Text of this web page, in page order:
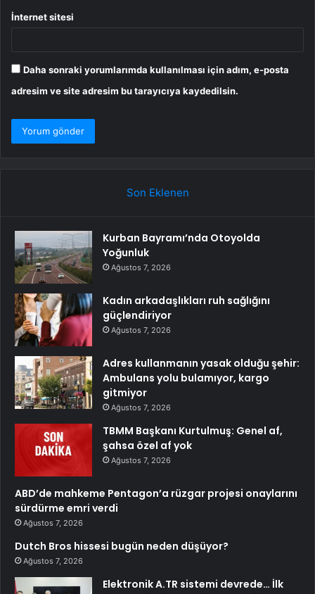
İnternet sitesi
Daha sonraki yorumlarımda kullanılması için adım, e-posta
adresim ve site adresim bu tarayıcıya kaydedilsin.
Son Eklenen
Kurban Bayramı’nda Otoyolda
Yoğunluk
Ağustos 7, 2026
Kadın arkadaşlıkları ruh sağlığını
güçlendiriyor
Ağustos 7, 2026
Adres kullanmanın yasak olduğu şehir:
Ambulans yolu bulamıyor, kargo
gitmiyor
Ağustos 7, 2026
TBMM Başkanı Kurtulmuş: Genel af,
şahsa özel af yok
Ağustos 7, 2026
ABD’de mahkeme Pentagon’a rüzgar projesi onaylarını
sürdürme emri verdi
Ağustos 7, 2026
Dutch Bros hissesi bugün neden düşüyor?
Ağustos 7, 2026
Elektronik A.TR sistemi devrede… İlk